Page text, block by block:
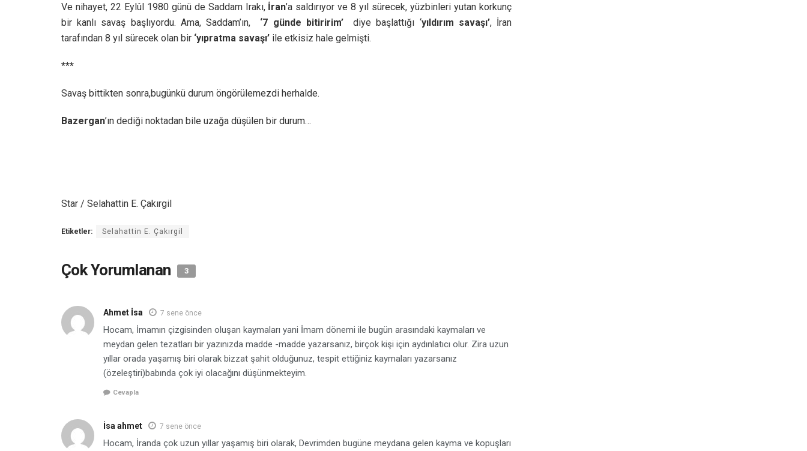
Ve nihayet, 22 Eylûl 1980 günü de Saddam Irakı, İran’a saldırıyor ve 8 yıl sürecek, yüzbinleri yutan korkunç
bir kanlı savaş başlıyordu. Ama, Saddam’ın, ‘7 günde bitiririm’diye başlattığı ‘yıldırım savaşı’, İran
tarafından 8 yıl sürecek olan bir ‘yıpratma savaşı’ ile etkisiz hale gelmişti.
***
Savaş bittikten sonra,bugünkü durum öngörülemezdi herhalde.
Bazergan’ın dediği noktadan bile uzağa düşülen bir durum…
Star / Selahattin E. Çakırgil
Etiketler: Selahattin E. Çakırgil
Çok Yorumlanan 3
Ahmet İsa 7 sene önce
Hocam, İmamın çizgisinden oluşan kaymaları yani İmam dönemi ile bugün arasındaki kaymaları ve
meydan gelen tezatları bir yazınızda madde -madde yazarsanız, birçok kişi için aydınlatıcı olur. Zira uzun
yıllar orada yaşamış biri olarak bizzat şahit olduğunuz, tespit ettiğiniz kaymaları yazarsanız
(özeleştiri)babında çok iyi olacağını düşünmekteyim.
Cevapla
İsa ahmet 7 sene önce
Hocam, İranda çok uzun yıllar yaşamış biri olarak, Devrimden bugüne meydana gelen kayma ve kopuşları